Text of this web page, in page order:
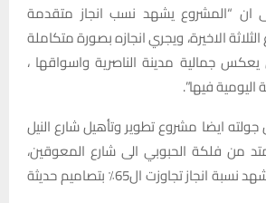
ان “المشروع يشهد نسب انجاز متقدمة
الاخيرة، ويجري انجازه بصورة متكاملة
جمالية مدينة الناصرية واسواقها ،
اليومية فيها”.
ايضا مشروع تطوير وتأهيل شارع النيل
والممتد من فلكة الحبوبي الى شارع المعوقين،
مؤكداً ان المشروع يشهد نسبة انجاز تجاوزت ال65٪ بتصاميم حديثة